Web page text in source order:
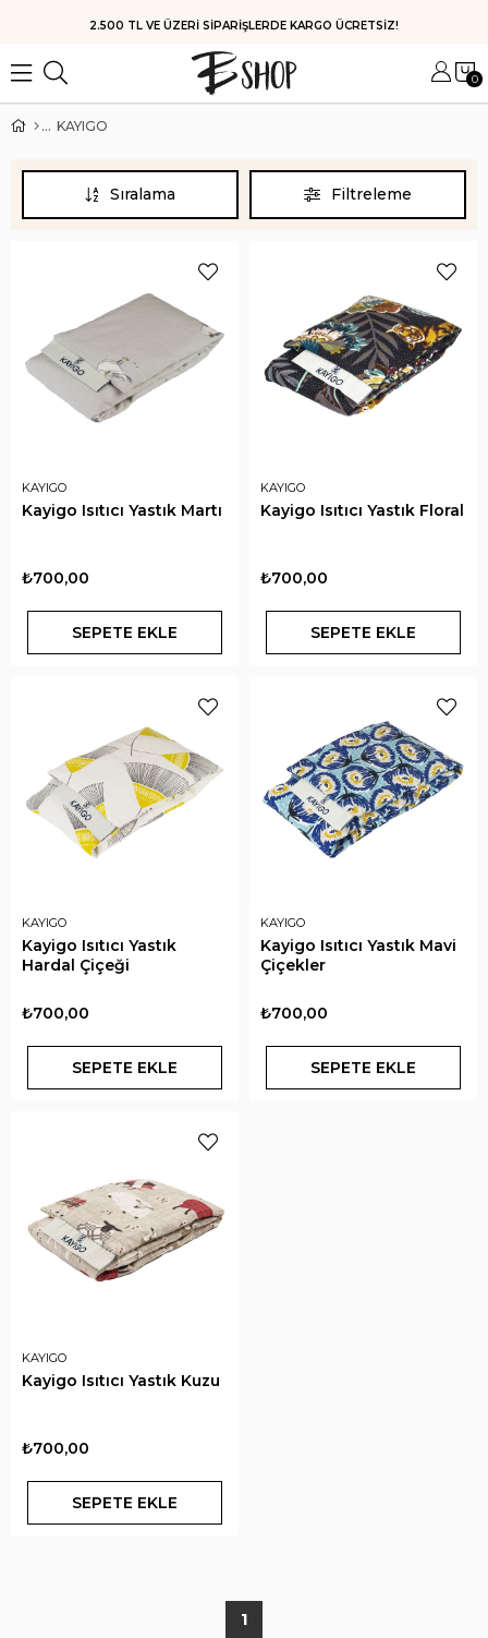
HIZLI KARGO
0
KAYIGO
Filtreleme
Sıralama
KAYIGO
Kayigo Isıtıcı Yastık Martı
₺700,00
SEPETE EKLE
KAYIGO
Kayigo Isıtıcı Yastık Floral
₺700,00
SEPETE EKLE
KAYIGO
Kayigo Isıtıcı Yastık
Hardal Çiçeği
₺700,00
SEPETE EKLE
KAYIGO
Kayigo Isıtıcı Yastık Mavi
Çiçekler
₺700,00
SEPETE EKLE
KAYIGO
Kayigo Isıtıcı Yastık Kuzu
₺700,00
SEPETE EKLE
1